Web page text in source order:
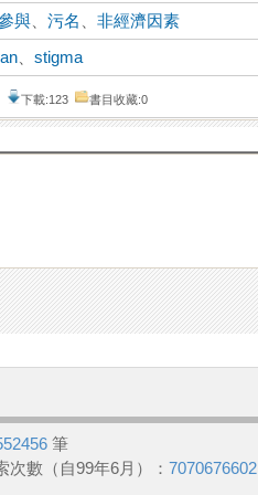
與 、污名 、非經濟因素
、stigma
下載:123 書目收藏:0
筆
次數（自99年6月）： 7070676602